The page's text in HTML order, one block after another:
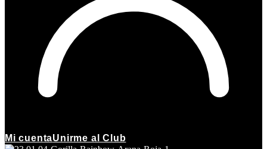
Mi cuentaUnirme al Club